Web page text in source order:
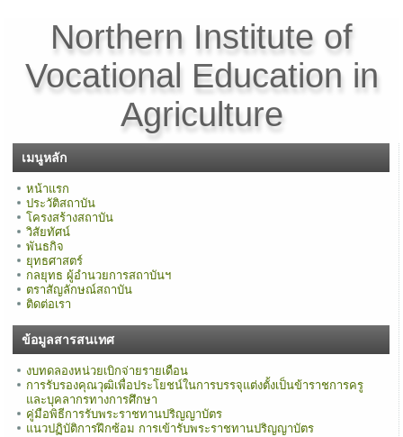
Northern Institute of
Vocational Education in
Agriculture
เมนูหลัก
หน้าแรก
ประวัติสถาบัน
โครงสร้างสถาบัน
วิสัยทัศน์
พันธกิจ
ยุทธศาสตร์
กลยุทธ ผู้อำนวยการสถาบันฯ
ตราสัญลักษณ์สถาบัน
ติดต่อเรา
ข้อมูลสารสนเทศ
งบทดลองหน่วยเบิกจ่ายรายเดือน
การรับรองคุณวุฒิเพื่อประโยชน์ในการบรรจุแต่งตั้งเป็นข้าราชการครู
และบุคลากรทางการศึกษา
คู่มือพิธีการรับพระราชทานปริญญาบัตร
แนวปฏิบัติการฝึกซ้อม การเข้ารับพระราชทานปริญญาบัตร